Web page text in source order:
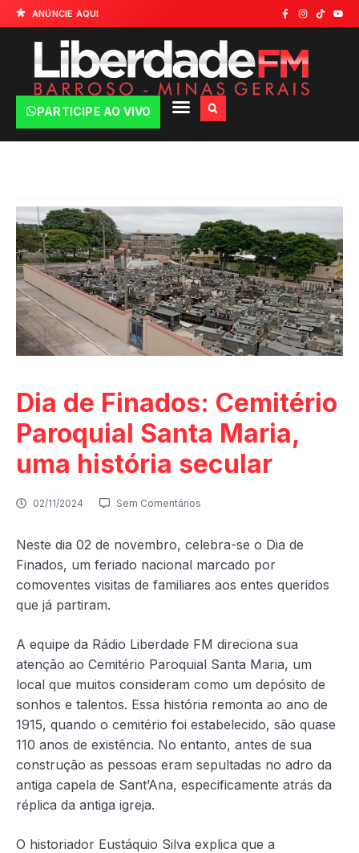
ANÚNCIE AQUI
PARTICIPE AO VIVO
Dia de Finados: Cemitério
Paroquial Santa Maria,
uma história secular
02/11/2024 Sem Comentários
Neste dia 02 de novembro, celebra-se o Dia de
Finados, um feriado nacional marcado por
comoventes visitas de familiares aos entes queridos
que já partiram.
A equipe da Rádio Liberdade FM direciona sua
atenção ao Cemitério Paroquial Santa Maria, um
local que muitos consideram como um depósito de
sonhos e talentos. Essa história remonta ao ano de
1915, quando o cemitério foi estabelecido, são quase
110 anos de existência. No entanto, antes de sua
construção as pessoas eram sepultadas no adro da
antiga capela de Sant’Ana, especificamente atrás da
réplica da antiga igreja.
O historiador Eustáquio Silva explica que a